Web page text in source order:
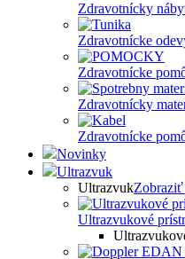
Zdravotnícky
Zdravotnícke
Zdravotnícke
Zdravotnícky
Zdravotnícke
Novinky
Ultrazvuk
Ultrazvuk
Ultrazvukové